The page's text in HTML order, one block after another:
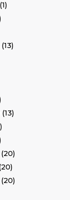
1
13
13
20
20
20